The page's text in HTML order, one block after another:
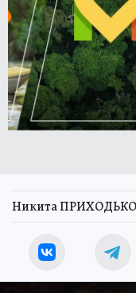
Никита ПРИХОДЬКО